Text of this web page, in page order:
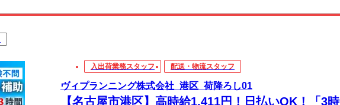
入出荷業務スタッフ 配送・物流スタッフ
ヴィプランニング株式会社_港区_荷降ろし01
【名古屋市港区】高時給1,411円！日払いOK！「3時